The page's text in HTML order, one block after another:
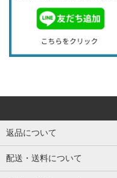
返品について
配送・送料について